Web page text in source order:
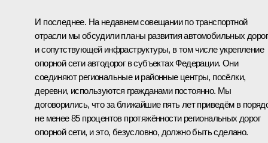
И последнее. На недавнемсовещаниипо транспортной
отрасли мы обсудили планы развития автомобильных дорог
и сопутствующей инфраструктуры, в том числе укрепление
опорной сети автодорог в субъектах Федерации. Они
соединяют региональные и районные центры, посёлки,
деревни, используются гражданами постоянно. Мы
договорились, что за ближайшие пять лет приведём в
не менее 85 процентов протяжённости региональных дорог
опорной сети, и это, безусловно, должно быть сделано.